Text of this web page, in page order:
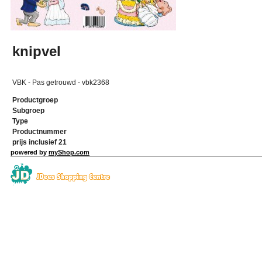
knipvel
VBK - Pas getrouwd - vbk2368
Productgroep
Subgroep
Type
Productnummer
prijs inclusief 21
powered by myShop.com